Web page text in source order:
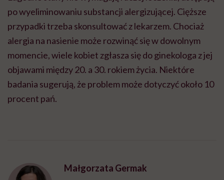
po wyeliminowaniu substancji alergizującej. Cięższe
przypadki trzeba skonsultować z lekarzem. Chociaż
alergia na nasienie może rozwinąć się w dowolnym
momencie, wiele kobiet zgłasza się do ginekologa z jej
objawami między 20. a 30. rokiem życia. Niektóre
badania sugerują, że problem może dotyczyć około 10
procent pań.
Małgorzata Germak